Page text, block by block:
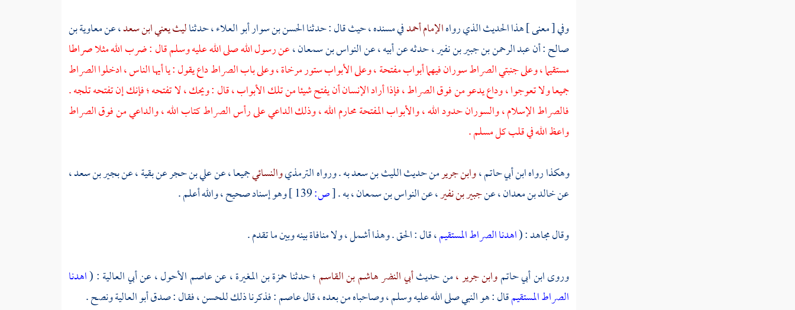
وفي [ معنى ] هذا الحديث الذي رواهالإمام أحمدفي مسنده ، حيث قال : حدثناالحسن بن سوار أبو العلاء، حدثناليث يعني ابن سعد، عنمعاوية بن
صالح: أنعبد الرحمن بن جبير بن نفير، حدثه عن أبيه ، عنالنواس بن سمعان،عن رسول الله صلى الله عليه وسلم قال : ضرب الله مثلا صراطا
مستقيما ، وعلى جنبتي الصراط سوران فيهما أبواب مفتحة ، وعلى الأبواب ستور مرخاة ، وعلى باب الصراط داع يقول : يا أيها الناس ، ادخلوا الصراط
جميعا ولا تعوجوا ، وداع يدعو من فوق الصراط ، فإذا أراد الإنسان أن يفتح شيئا من تلك الأبواب ، قال : ويحك ، لا تفتحه ؛ فإنك إن تفتحه تلجه .
فالصراط الإسلام ، والسوران حدود الله ، والأبواب المفتحة محارم الله ، وذلك الداعي على رأس الصراط كتاب الله ، والداعي من فوق الصراط
واعظ الله في قلب كل مسلم .
وهكذا رواهابن أبي حاتم،وابن جريرمن حديثالليث بن سعدبه . ورواهالترمذيوالنسائيجميعا ، عنعلي بن حجرعنبقية، عنبجير بن سعد ،
عنخالد بن معدان ،عنجبير بن نفير، عنالنواس بن سمعان، به .[ص:
وهو إسناد صحيح ، والله أعلم .
وقالمجاهد: (اهدنا الصراط المستقيم، قال : الحق . وهذا أشمل ، ولا منافاة بينه وبين ما تقدم .
وروىابن أبي حاتموابن جرير ،من حديثأبي النضر هاشم بن القاسم؛ حدثناحمزة بن المغيرة، عنعاصم الأحول، عنأبي العالية: (اهدنا
الصراط المستقيمقال : هو النبي صلى الله عليه وسلم ، وصاحباه من بعده ، قالعاصم: فذكرنا ذلكللحسن ،فقال : صدقأبو العاليةونصح .